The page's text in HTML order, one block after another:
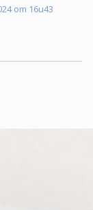
om 16u43